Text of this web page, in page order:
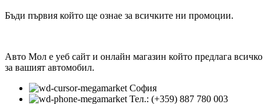
Бъди първия който ще ознае за всичките ни промоции.
Авто Мол е уеб сайт и онлайн магазин който предлага всичко
за вашият автомобил.
София
Тел.: (+359) 887 780 003